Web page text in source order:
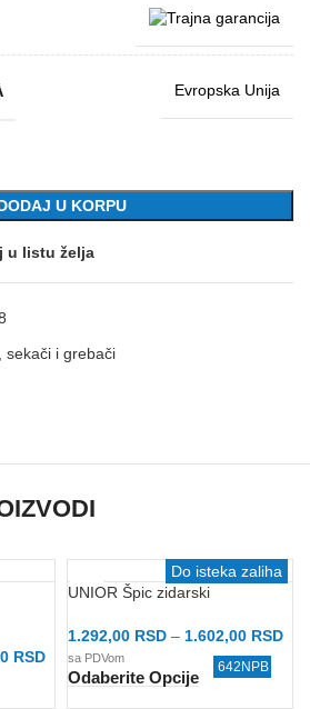
Evropska Unija
U KORPU
u listu želja
sekači i grebači
RSD
777/6C
Do isteka zaliha
UNIOR Špic zidarski
1.292,00 RSD – 1.602,00 RSD
sa PDVom
Odaberite Opcije
670/6A
Do isteka zaliha
660/6A
Do isteka zaliha
670/6HS
1279
640/6
642NPB